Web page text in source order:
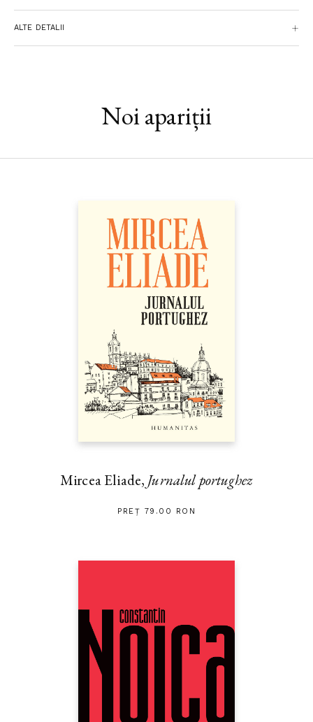
pe noi înșine.“ — DAVID ATTENBOROUGH
planetară prin opt habitate marine – de la recifele de corali și
pădurile de varec până la mangrove, adâncuri, insule oceanice,
viața de explorator a autorului cu informații științifice bogate
ALTE DETALII
Noi apariții
Mircea Eliade, Jurnalul portughez
PREȚ 79.00 RON